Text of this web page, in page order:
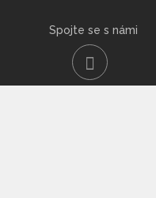
Spojte se s námi